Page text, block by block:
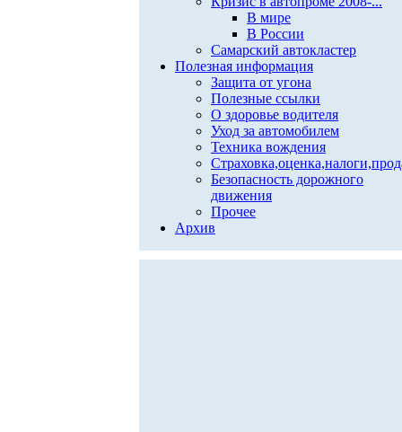
В мире
В России
Самарский автокластер
Полезная информация
Защита от угона
Полезные ссылки
О здоровье водителя
Уход за автомобилем
Техника вождения
Безопасность дорожного
движения
Прочее
Архив